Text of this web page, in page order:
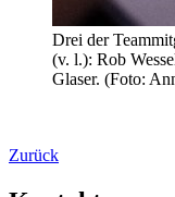
Drei der
(v. l.): Rob
Glaser. (Foto:
Zurück